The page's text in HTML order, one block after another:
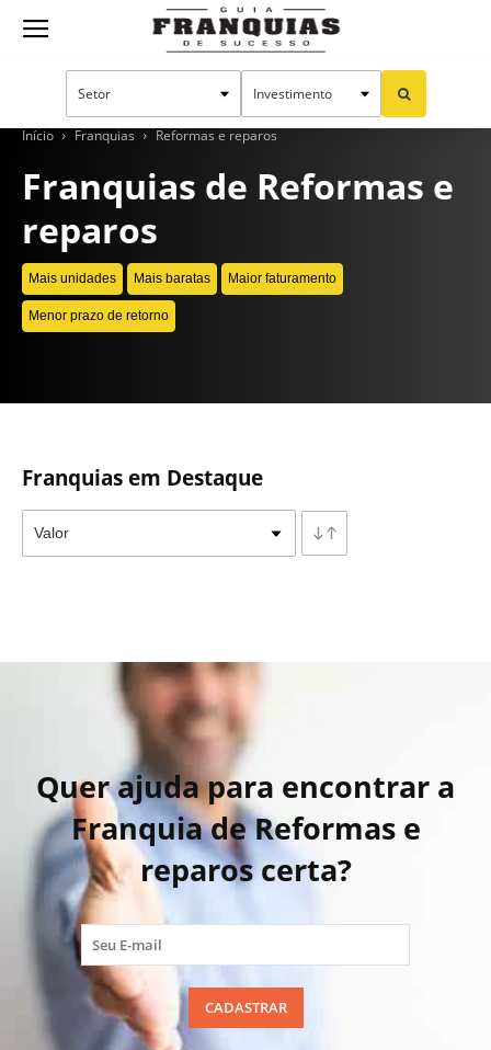
Guia
Franquias
Sucesso
Início Franquias Reformas e reparos
Franquias de Reformas e
reparos
Mais unidades Mais baratas Maior faturamento
Menor prazo de retorno
Franquias em Destaque
Quer ajuda para encontrar a
Franquia de Reformas e
reparos certa?
CADASTRAR